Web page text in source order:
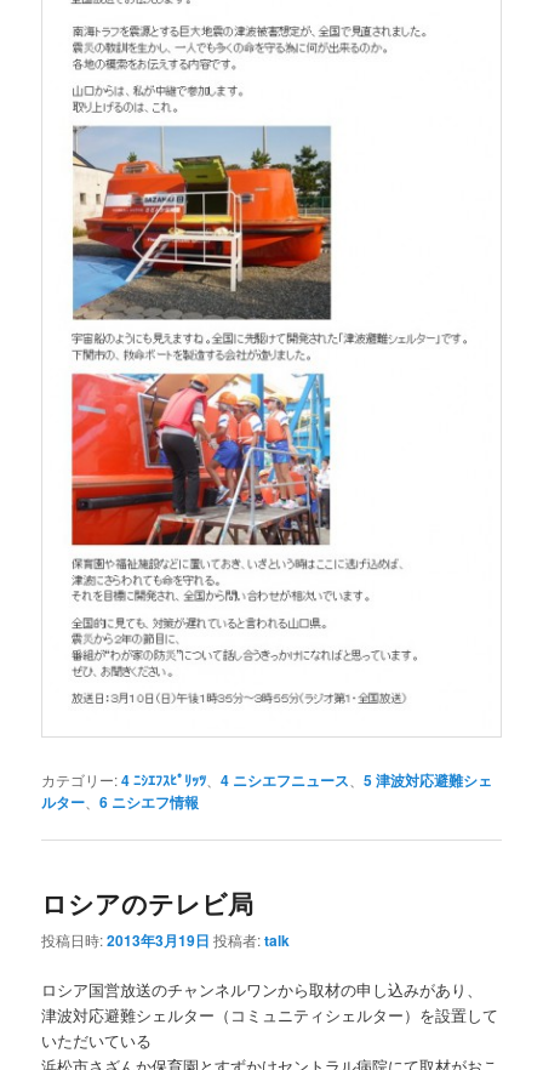
カテゴリー:4 ﾆｼｴﾌｽﾋﾟﾘｯﾂ 、4 ニシエフニュース 、5 津波対応避難シェ
ルター 、6 ニシエフ情報
ロシアのテレビ局
投稿日時:2013年3月19日 投稿者:talk
ロシア国営放送のチャンネルワンから取材の申し込みがあり、
津波対応避難シェルター（コミュニティシェルター）を設置して
いただいている